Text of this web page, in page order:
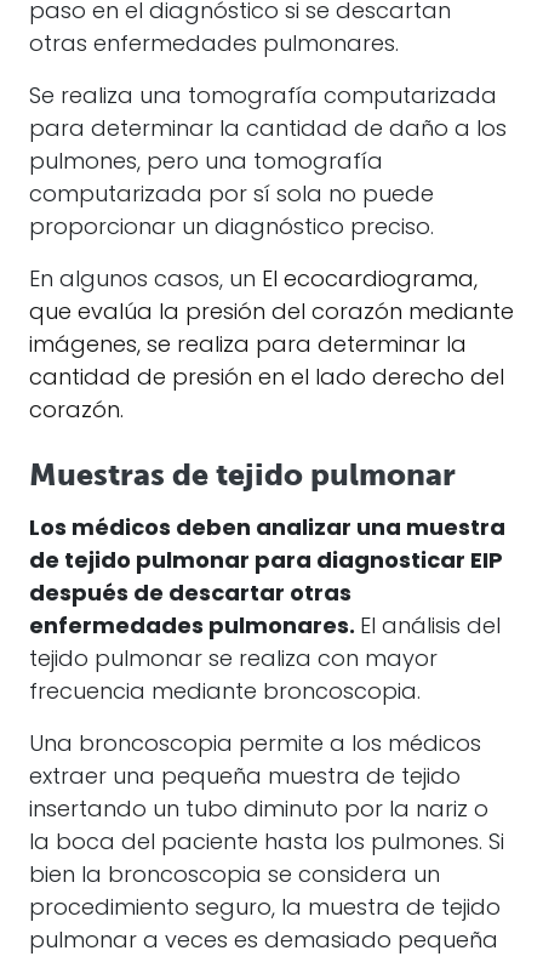
paso en el diagnóstico si se descartan
otras enfermedades pulmonares.
Se realiza una tomografía computarizada
para determinar la cantidad de daño a los
pulmones, pero una tomografía
computarizada por sí sola no puede
proporcionar un diagnóstico preciso.
En algunos casos, un El ecocardiograma,
que evalúa la presión del corazón mediante
imágenes, se realiza para determinar la
cantidad de presión en el lado derecho del
corazón.
Muestras de tejido pulmonar
Los médicos deben analizar una muestra
de tejido pulmonar para diagnosticar EIP
después de descartar otras
enfermedades pulmonares. El análisis del
tejido pulmonar se realiza con mayor
frecuencia mediante broncoscopia.
Una broncoscopia permite a los médicos
extraer una pequeña muestra de tejido
insertando un tubo diminuto por la nariz o
la boca del paciente hasta los pulmones. Si
bien la broncoscopia se considera un
procedimiento seguro, la muestra de tejido
pulmonar a veces es demasiado pequeña